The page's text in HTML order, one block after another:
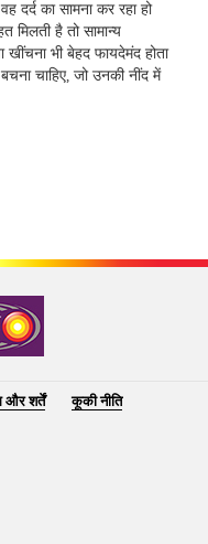
दर्द का सामना कर रहा हो
मिलती है तो सामान्य
भी बेहद फायदेमंद होता
चाहिए, जो उनकी नींद में
और शर्तें कूकी नीति